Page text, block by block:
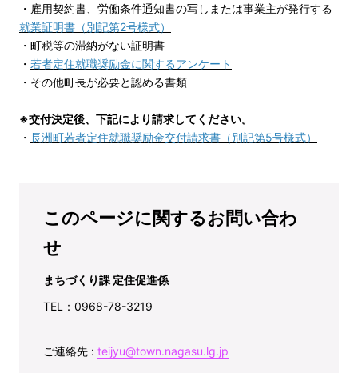
・雇用契約書、労働条件通知書の写しまたは事業主が発行する
就業証明書（別記第2号様式）
・町税等の滞納がない証明書
・ 若者定住就職奨励金に関するアンケート
・その他町長が必要と認める書類
※交付決定後、下記により請求してください。
・ 長洲町若者定住就職奨励金交付請求書（別記第5号様式）
このページに関するお問い合わ
せ
まちづくり課 定住促進係
TEL：0968-78-3219
ご連絡先 : teijyu@town.nagasu.lg.jp